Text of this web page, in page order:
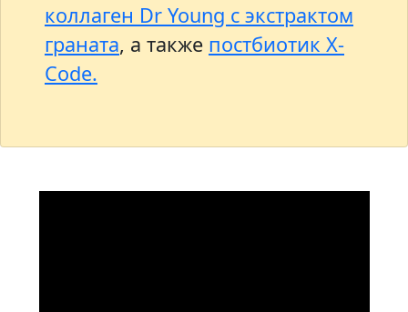
коллаген Dr Young с экстрактом
граната, а также постбиотик X-
Code.